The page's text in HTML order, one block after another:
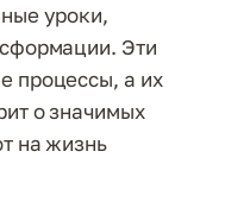
уроки,
Эти
процессы, а их
о значимых
на жизнь